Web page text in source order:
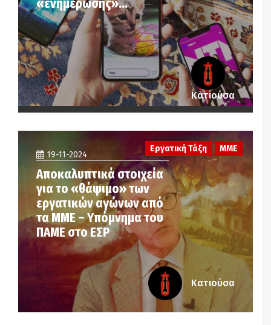
«ενημέρωσης»…
Κατιούσα
19-11-2024
Αποκαλυπτικά στοιχεία
για το «θάψιμο» των
εργατικών αγώνων από
τα ΜΜΕ – Υπόμνημα του
ΠΑΜΕ στο ΕΣΡ
Εργατική Τάξη ΜΜΕ
Κατιούσα